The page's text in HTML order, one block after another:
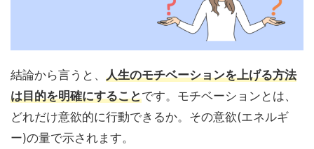
結論から言うと、 人生のモチベーションを上げる方法
は目的を明確にすることです。モチベーションとは、
どれだけ意欲的に行動できるか。その意欲(エネルギ
ー)の量で示されます。